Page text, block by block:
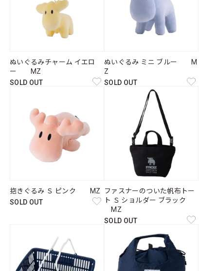
ぬいぐるみチャーム イエロ
ー MZ
SOLD OUT
ぬいぐるみ ミニ ブルー M
Z
SOLD OUT
抱きぐるみ Ｓ ピンク MZ
SOLD OUT
ファスナーのついた帆布トー
ト Ｓ ショルダー ブラック
MZ
SOLD OUT